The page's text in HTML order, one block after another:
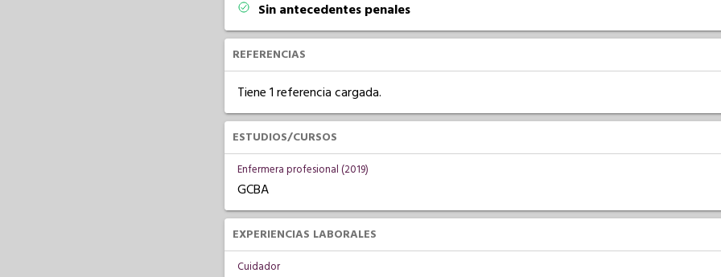
Sin antecedentes penales
REFERENCIAS
Tiene 1 referencia cargada.
ESTUDIOS/CURSOS
Enfermera profesional (2019)
GCBA
EXPERIENCIAS LABORALES
Cuidador